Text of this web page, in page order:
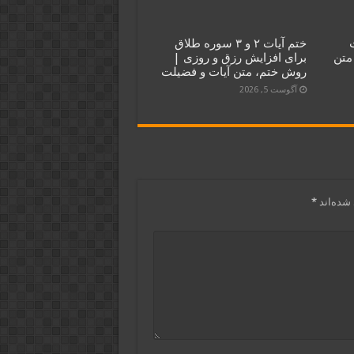
ختم آیات ۲ و ۳ سوره طلاق
برای افزایش رزق و روزی |
روش ختم، متن آیات و فضیلت
آگوست 5, 2026
شده‌اند*